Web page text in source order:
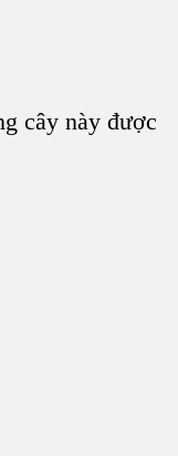
cây này được